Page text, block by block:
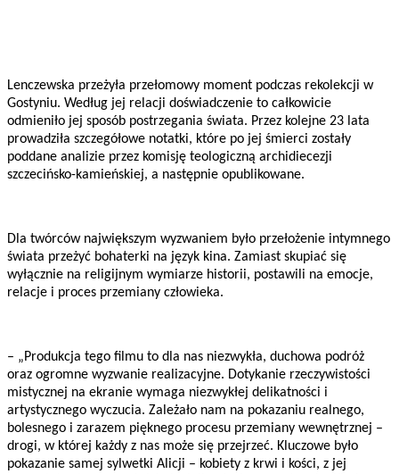
Lenczewska przeżyła przełomowy moment podczas rekolekcji w
Gostyniu. Według jej relacji doświadczenie to całkowicie
odmieniło jej sposób postrzegania świata. Przez kolejne 23 lata
prowadziła szczegółowe notatki, które po jej śmierci zostały
poddane analizie przez komisję teologiczną archidiecezji
szczecińsko-kamieńskiej, a następnie opublikowane.
Dla twórców największym wyzwaniem było przełożenie intymnego
świata przeżyć bohaterki na język kina. Zamiast skupiać się
wyłącznie na religijnym wymiarze historii, postawili na emocje,
relacje i proces przemiany człowieka.
– „Produkcja tego filmu to dla nas niezwykła, duchowa podróż
oraz ogromne wyzwanie realizacyjne. Dotykanie rzeczywistości
mistycznej na ekranie wymaga niezwykłej delikatności i
artystycznego wyczucia. Zależało nam na pokazaniu realnego,
bolesnego i zarazem pięknego procesu przemiany wewnętrznej –
drogi, w której każdy z nas może się przejrzeć. Kluczowe było
pokazanie samej sylwetki Alicji – kobiety z krwi i kości, z jej